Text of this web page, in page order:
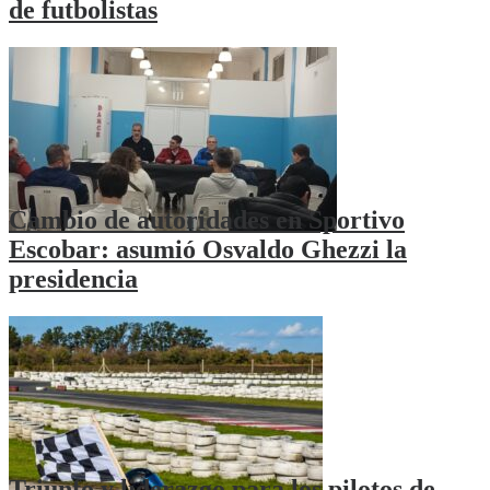
de futbolistas
Cambio de autoridades en Sportivo
Escobar: asumió Osvaldo Ghezzi la
presidencia